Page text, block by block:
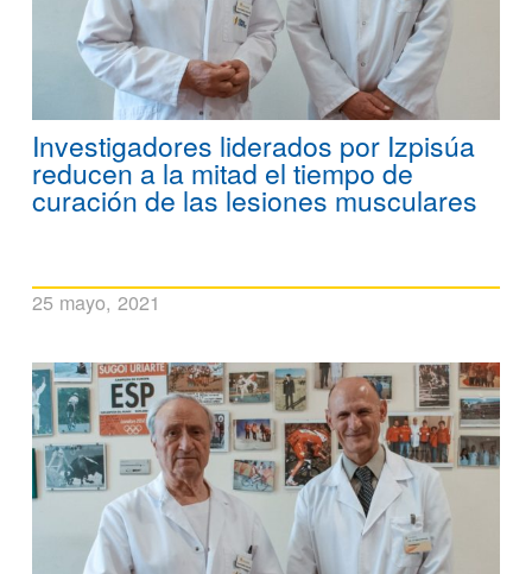
Investigadores liderados por Izpisúa
reducen a la mitad el tiempo de
curación de las lesiones musculares
25 mayo, 2021